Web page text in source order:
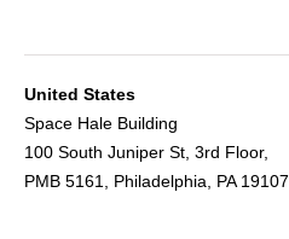
United States
Space Hale Building
100 South Juniper St, 3rd Floor,
PMB 5161, Philadelphia, PA 19107